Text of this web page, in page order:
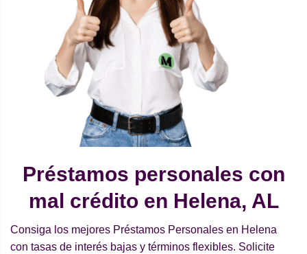
Préstamos personales con
mal crédito en Helena, AL
Consiga los mejores Préstamos Personales en Helena
con tasas de interés bajas y términos flexibles. Solicite